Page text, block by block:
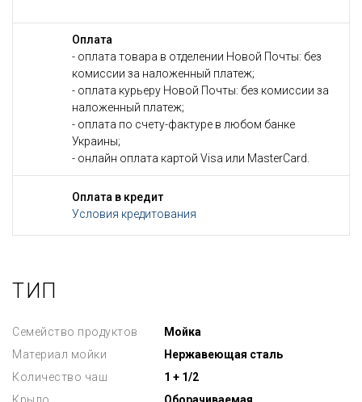
Оплата
- оплата товара в отделении Новой Почты: без
комиссии за наложенный платеж;
- оплата курьеру Новой Почты: без комиссии за
наложенный платеж;
- оплата по счету-фактуре в любом банке
Украины;
- онлайн оплата картой Visa или MasterCard.
Оплата в кредит
Условия кредитования
ТИП
Семейство продуктов
Мойка
Материал мойки
Нержавеющая сталь
Количество чаш
1 + 1/2